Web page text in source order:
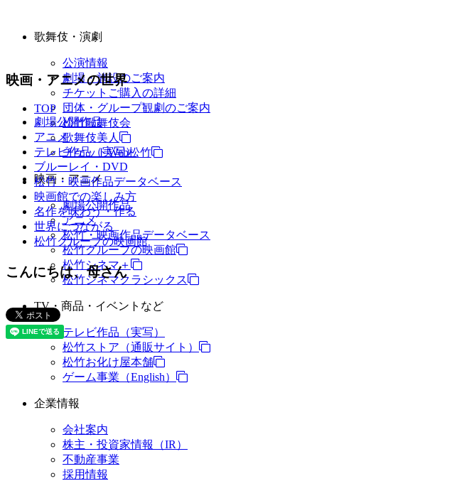
歌舞伎・演劇
公演情報
劇場・施設のご案内
チケットご購入の詳細
団体・グループ観劇のご案内
松竹歌舞伎会
歌舞伎美人
チケットWeb松竹
映画・アニメ
劇場公開作品
アニメ
松竹・映画作品データベース
松竹グループの映画館
松竹シネマ＋
松竹シネマクラシックス
TV・商品・イベントなど
テレビ作品（実写）
松竹ストア（通販サイト）
松竹お化け屋本舗
ゲーム事業（English）
企業情報
会社案内
株主・投資家情報（IR）
不動産事業
採用情報
映画・アニメの世界
TOP
劇場公開作品
アニメ
テレビ作品（実写）
ブルーレイ・DVD
松竹・映画作品データベース
映画館での楽しみ方
名作を味わう・作る
世界につながる
松竹グループの映画館
こんにちは、母さん